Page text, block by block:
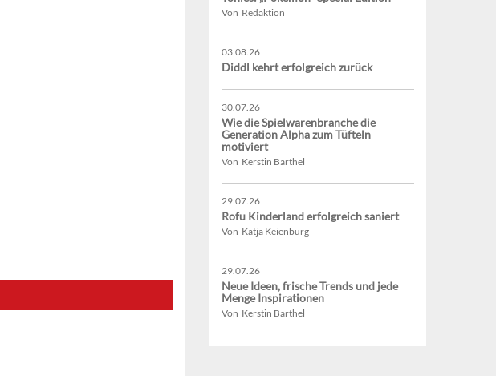
Von Redaktion
03.08.26
Diddl kehrt erfolgreich zurück
30.07.26
Wie die Spielwarenbranche die
Generation Alpha zum Tüfteln
motiviert
Von Kerstin Barthel
29.07.26
Rofu Kinderland erfolgreich saniert
Von Katja Keienburg
29.07.26
Neue Ideen, frische Trends und jede
Menge Inspirationen
Von Kerstin Barthel